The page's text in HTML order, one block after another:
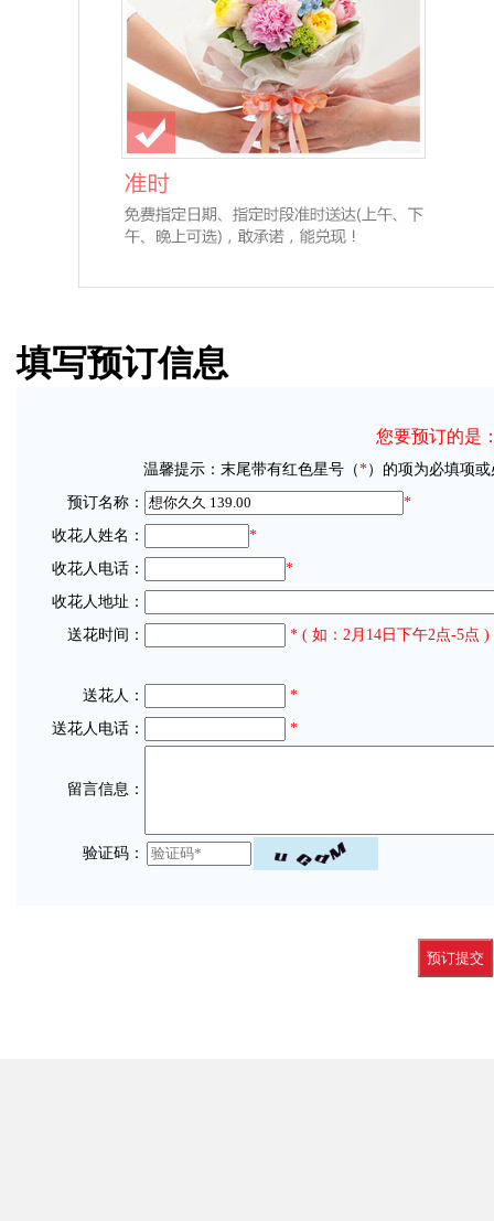
填写预订信息
您要预订的是
温馨提示：末尾带有红色星号（*）的项为必填项
预订名称：
*
收花人姓名：
*
收花人电话：
*
收花人地址：
送花时间：
* ( 如：2月14日下午2点-5点 )
送花人：
*
送花人电话：
*
留言信息：
验证码：